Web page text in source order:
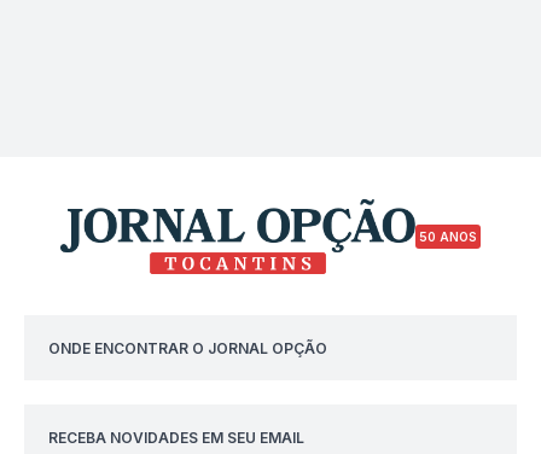
50 ANOS
ONDE ENCONTRAR O JORNAL OPÇÃO
RECEBA NOVIDADES EM SEU EMAIL